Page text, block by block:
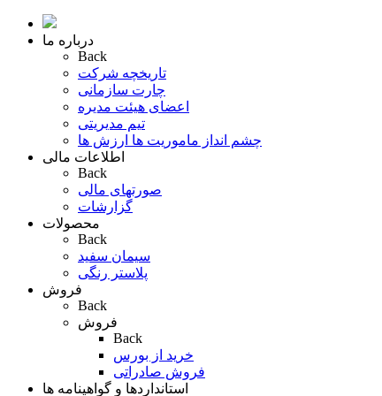
درباره ما
Back
تاریخچه شرکت
چارت سازمانی
اعضای هیئت مدیره
تیم مدیریتی
چشم انداز ماموریت ها ارزش ها
اطلاعات مالی
Back
صورتهای مالی
گزارشات
محصولات
Back
سیمان سفید
پلاستر رنگی
فروش
Back
فروش
Back
خرید از بورس
فروش صادراتی
استانداردها و گواهینامه ها